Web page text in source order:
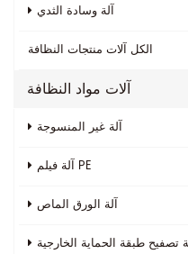
آلة وسادة الثدي
الكل آلات منتجات النظافة
آلات مواد النظافة
آلة غير المنسوجة
آلة فيلم PE
آلة الورق الماص
تصفيح طبقة الحماية الخارجية